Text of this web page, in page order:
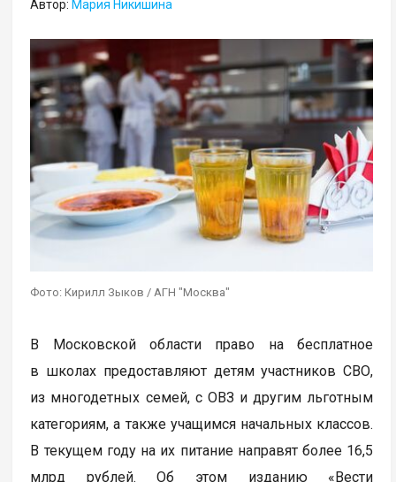
Автор: Мария Никишина
Фото: Кирилл Зыков / АГН "Москва"
В Московской области право на бесплатное
в школах предоставляют детям участников СВО,
из многодетных семей, с ОВЗ и другим льготным
категориям, а также учащимся начальных классов.
В текущем году на их питание направят более 16,5
млрд рублей. Об этом изданию «Вести